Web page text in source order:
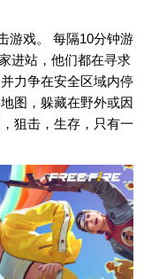
游戏。 每隔10分钟游
进站，他们都在寻求
力争在安全区域内停
图，躲藏在野外或因
狙击，生存，只有一